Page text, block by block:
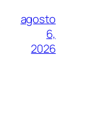
agosto
6,
2026